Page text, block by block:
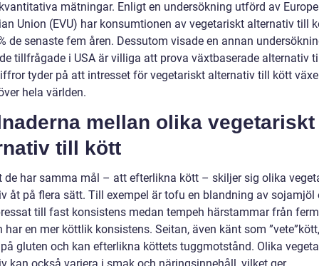
mätningar. Enligt en undersökning utförd av
Union (EVU) har konsumtionen av vegetariskt alternativ till
de senaste fem åren. Dessutom visade en annan
tillfrågade i USA är villiga att prova växtbaserade alternativ
tyder på att intresset för vegetariskt alternativ till kött
hela världen.
mellan olika vegetariskt
till kött
de har samma mål – att efterlikna kött – skiljer sig olika
åt på flera sätt. Till exempel är tofu en blandning av sojamjöl
till fast konsistens medan tempeh härstammar från
har en mer köttlik konsistens. Seitan, även känt som
gluten och kan efterlikna köttets tuggmotstånd. Olika